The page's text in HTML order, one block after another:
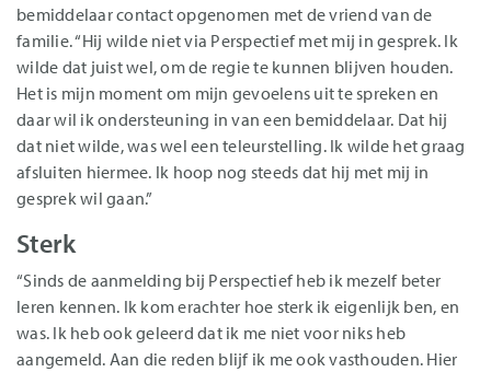
bemiddelaar contact opgenomen met de vriend van de
familie. “Hij wilde niet via Perspectief met mij in gesprek. Ik
wilde dat juist wel, om de regie te kunnen blijven houden.
Het is mijn moment om mijn gevoelens uit te spreken en
daar wil ik ondersteuning in van een bemiddelaar. Dat hij
dat niet wilde, was wel een teleurstelling. Ik wilde het graag
afsluiten hiermee. Ik hoop nog steeds dat hij met mij in
gesprek wil gaan.”
Sterk
“Sinds de aanmelding bij Perspectief heb ik mezelf beter
leren kennen. Ik kom erachter hoe sterk ik eigenlijk ben, en
was. Ik heb ook geleerd dat ik me niet voor niks heb
aangemeld. Aan die reden blijf ik me ook vasthouden. Hier